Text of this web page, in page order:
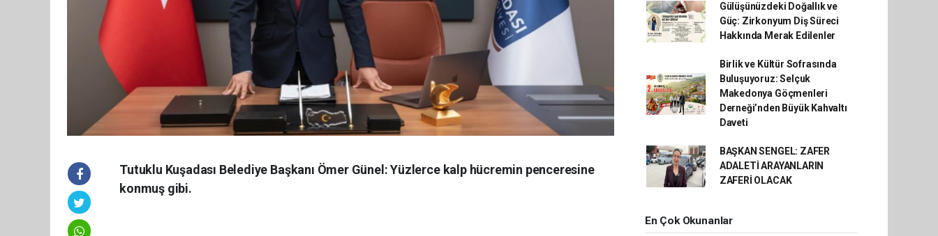
Tutuklu Kuşadası Belediye Başkanı Ömer Günel: Yüzlerce kalp hücremin penceresine
konmuş gibi.
Gülüşünüzdeki Doğallık ve
Güç: Zirkonyum Diş Süreci
Hakkında Merak Edilenler
Birlik ve Kültür Sofrasında
Buluşuyoruz: Selçuk
Makedonya Göçmenleri
Derneği’nden Büyük Kahvaltı
Daveti
BAŞKAN SENGEL: ZAFER
ADALETİ ARAYANLARIN
ZAFERİ OLACAK
En Çok Okunanlar